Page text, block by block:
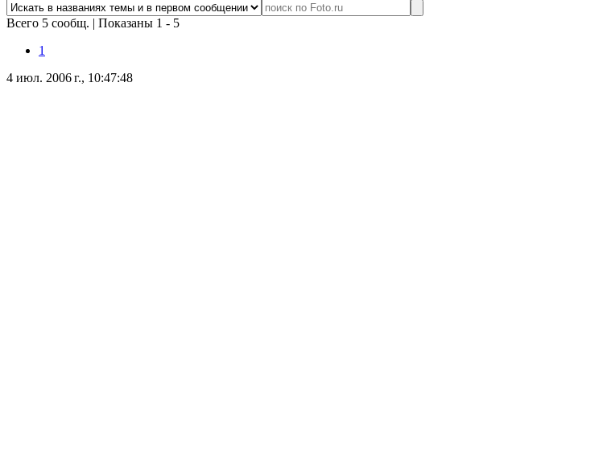
Всего 5 сообщ. | Показаны 1 - 5
1
4 июл. 2006 г., 10:47:48